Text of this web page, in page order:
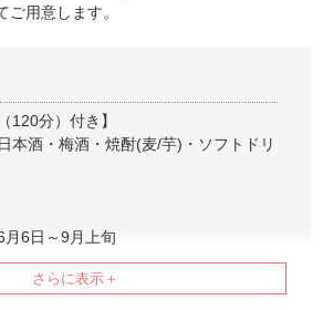
用意します。
120分）付き】
本酒・梅酒・焼酎(麦/芋)・ソフトドリ
月6日～9月上旬